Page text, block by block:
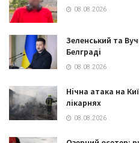
08.08.2026
Зеленський та
Белграді
08.08.2026
Нічна атака на
лікарнях
08.08.2026